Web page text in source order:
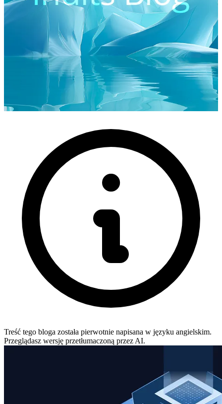
Treść tego bloga została pierwotnie napisana w języku angielskim.
Przeglądasz wersję przetłumaczoną przez AI.